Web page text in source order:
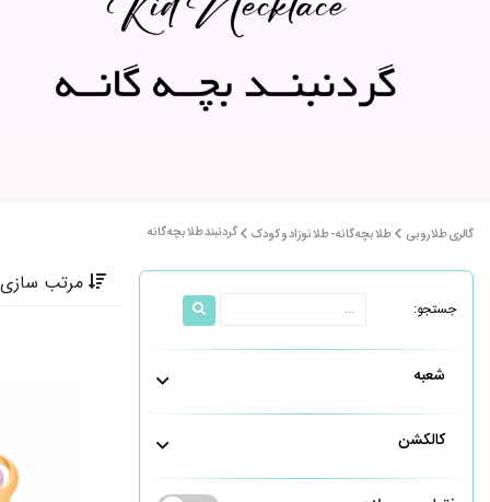
گالری طلا روبی طلا بچه گانه - طلا نوزاد و کودک گردنبند طلا بچه گانه
جستجو:
شعبه
کالکشن
مرتب